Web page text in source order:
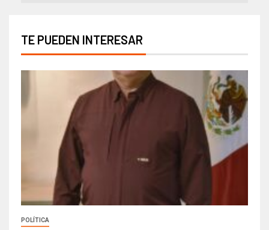
TE PUEDEN INTERESAR
POLÍTICA